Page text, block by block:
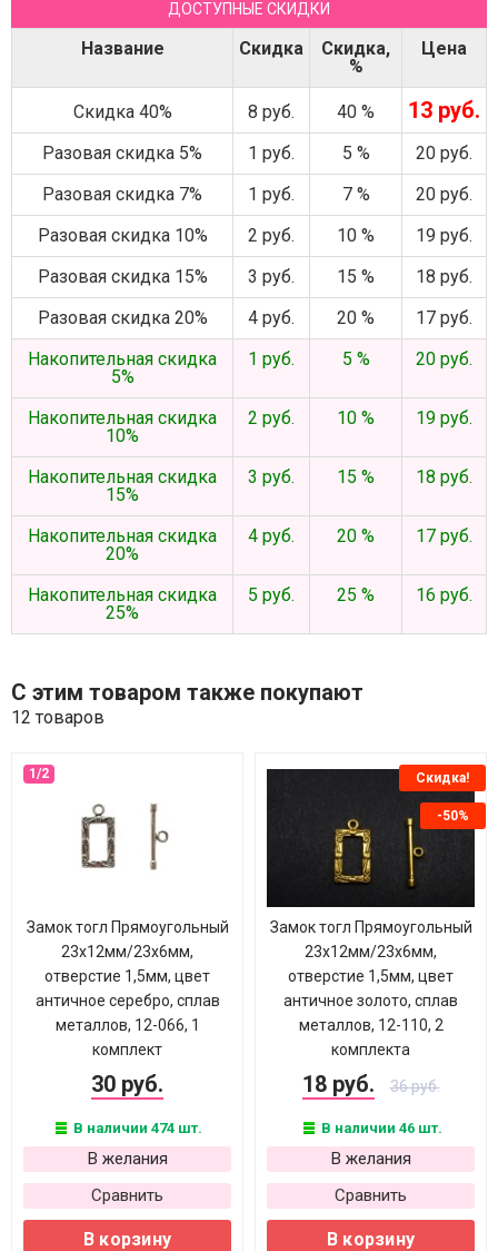
ДОСТУПНЫЕ СКИДКИ
Название Скидка
Скидка,
%
Цена
Скидка 40% 8 руб. 40 % 13 руб.
Разовая скидка 5% 1 руб. 5 %
20 руб.
Разовая скидка 7%
1 руб. 7 %
20 руб.
Разовая скидка 10%
2 руб. 10 %
19 руб.
Разовая скидка 15%
3 руб. 15 %
18 руб.
Разовая скидка 20%
4 руб. 20 %
17 руб.
Накопительная скидка
5%
1 руб. 5 % 20 руб.
Накопительная скидка
10%
2 руб. 10 % 19 руб.
Накопительная скидка
15%
3 руб. 15 % 18 руб.
Накопительная скидка
20%
4 руб. 20 % 17 руб.
Накопительная скидка
25%
5 руб. 25 % 16 руб.
С этим товаром также покупают
12 товаров
Замок тогл Прямоугольный
23х12мм/23х6мм,
отверстие 1,5мм, цвет
античное серебро, сплав
металлов, 12-066, 1
комплект
30 руб.
В наличии 474 шт.
В желания
Сравнить
В корзину
Скидка!
-50%
Замок тогл Прямоугольный
23х12мм/23х6мм,
отверстие 1,5мм, цвет
античное золото, сплав
металлов, 12-110, 2
комплекта
18 руб. 36 руб.
В наличии 46 шт.
В желания
Сравнить
В корзину